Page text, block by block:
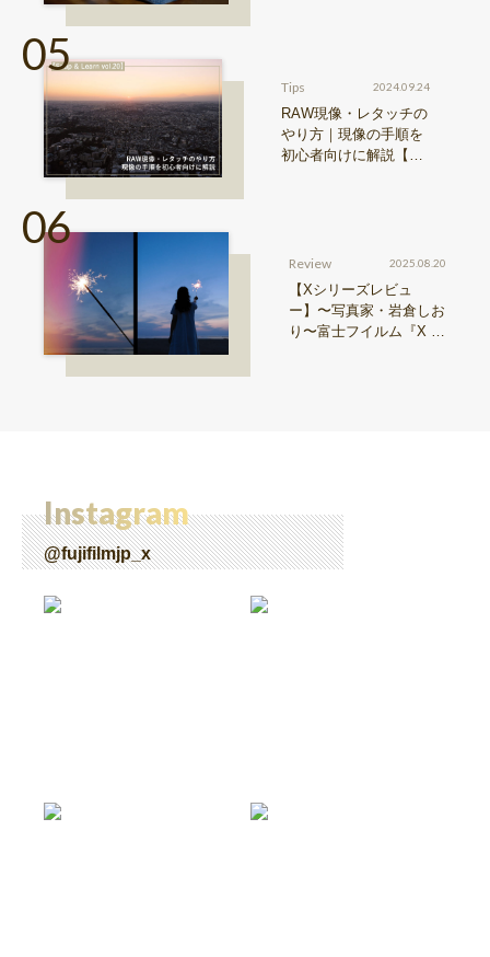
Tips 2024.09.24
RAW現像・レタッチの
やり方｜現像の手順を
初心者向けに解説【Sn
Review 2025.08.20
【Xシリーズレビュ
ー】〜写真家・岩倉しお
り〜富士フイルム『X ha
Instagram
@fujifilmjp_x